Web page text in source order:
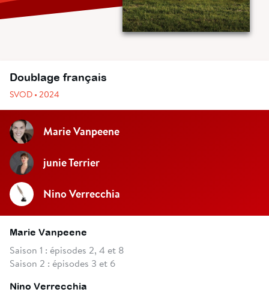
Doublage français
SVOD • 2024
Marie Vanpeene
junie Terrier
Nino Verrecchia
Marie Vanpeene
Saison 1 : épisodes 2, 4 et 8
Saison 2 : épisodes 3 et 6
Nino Verrecchia